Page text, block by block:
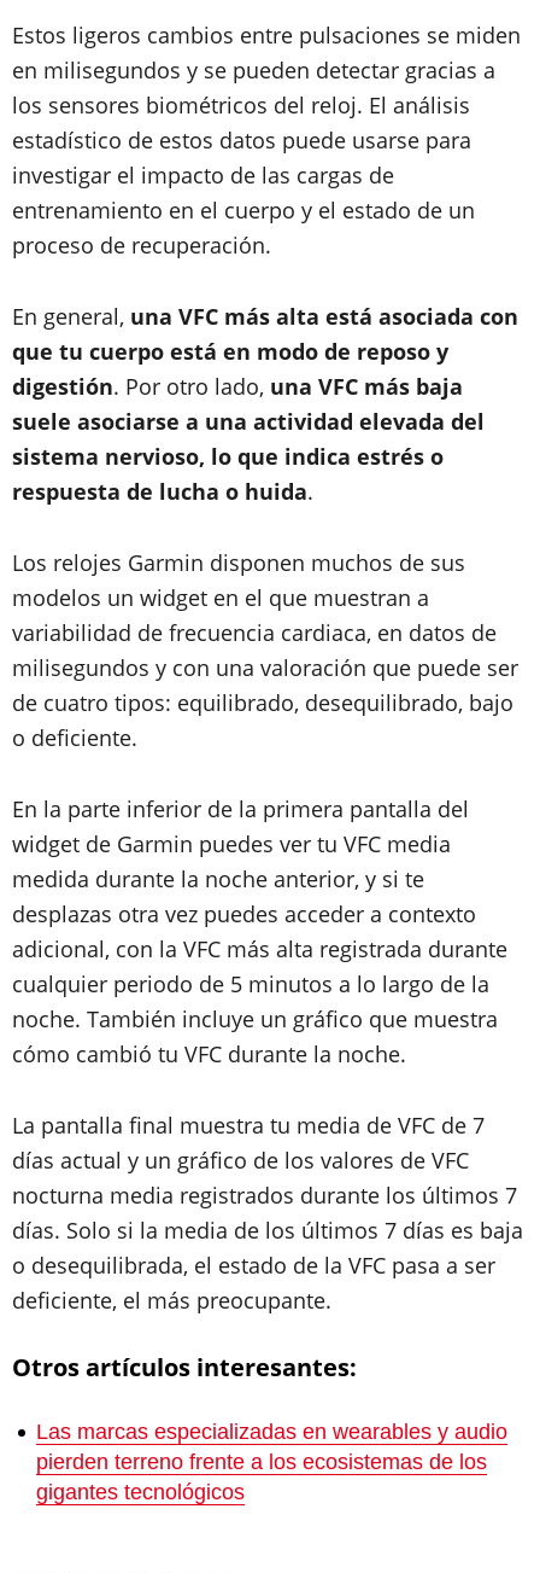
Estos ligeros cambios entre pulsaciones se miden
en milisegundos y se pueden detectar gracias a
los sensores biométricos del reloj. El análisis
estadístico de estos datos puede usarse para
investigar el impacto de las cargas de
entrenamiento en el cuerpo y el estado de un
proceso de recuperación.
En general, una VFC más alta está asociada con
que tu cuerpo está en modo de reposo y
digestión. Por otro lado, una VFC más baja
suele asociarse a una actividad elevada del
sistema nervioso, lo que indica estrés o
respuesta de lucha o huida.
Los relojes Garmin disponen muchos de sus
modelos un widget en el que muestran a
variabilidad de frecuencia cardiaca, en datos de
milisegundos y con una valoración que puede ser
de cuatro tipos: equilibrado, desequilibrado, bajo
o deficiente.
En la parte inferior de la primera pantalla del
widget de Garmin puedes ver tu VFC media
medida durante la noche anterior, y si te
desplazas otra vez puedes acceder a contexto
adicional, con la VFC más alta registrada durante
cualquier periodo de 5 minutos a lo largo de la
noche. También incluye un gráfico que muestra
cómo cambió tu VFC durante la noche.
La pantalla final muestra tu media de VFC de 7
días actual y un gráfico de los valores de VFC
nocturna media registrados durante los últimos 7
días. Solo si la media de los últimos 7 días es baja
o desequilibrada, el estado de la VFC pasa a ser
deficiente, el más preocupante.
Otros artículos interesantes:
Las marcas especializadas en wearables y audio
pierden terreno frente a los ecosistemas de los
gigantes tecnológicos